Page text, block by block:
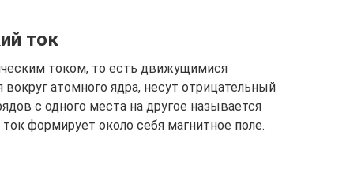
ток
током, то есть движущимися
атомного ядра, несут отрицательный
с одного места на другое называется
формирует около себя магнитное поле.